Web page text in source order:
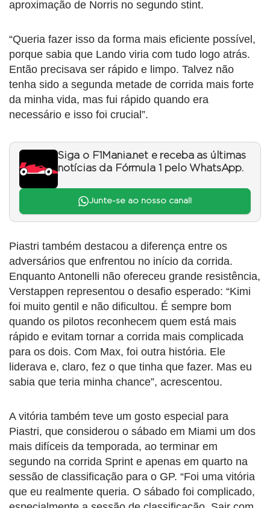
aproximação de Norris no segundo stint.
“Queria fazer isso da forma mais eficiente possível,
porque sabia que Lando viria com tudo logo atrás.
Então precisava ser rápido e limpo. Talvez não
tenha sido a segunda metade de corrida mais forte
da minha vida, mas fui rápido quando era
necessário e isso foi crucial”.
Siga o F1Mania.net e receba as últimas
notícias da Fórmula 1 pelo WhatsApp.
Junte-se ao nosso canal!
Piastri também destacou a diferença entre os
adversários que enfrentou no início da corrida.
Enquanto Antonelli não ofereceu grande resistência,
Verstappen representou o desafio esperado: “Kimi
foi muito gentil e não dificultou. É sempre bom
quando os pilotos reconhecem quem está mais
rápido e evitam tornar a corrida mais complicada
para os dois. Com Max, foi outra história. Ele
liderava e, claro, fez o que tinha que fazer. Mas eu
sabia que teria minha chance”, acrescentou.
A vitória também teve um gosto especial para
Piastri, que considerou o sábado em Miami um dos
mais difíceis da temporada, ao terminar em
segundo na corrida Sprint e apenas em quarto na
sessão de classificação para o GP. “Foi uma vitória
que eu realmente queria. O sábado foi complicado,